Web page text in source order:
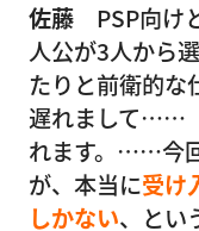
佐藤 PSP向け
人公が3人から
たりと前衛的な
遅れまして……
れます。……今
が、本当に受け
しかない、とい